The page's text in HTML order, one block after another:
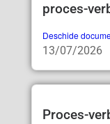
proces-
Deschide
13/07/2026
Proces-